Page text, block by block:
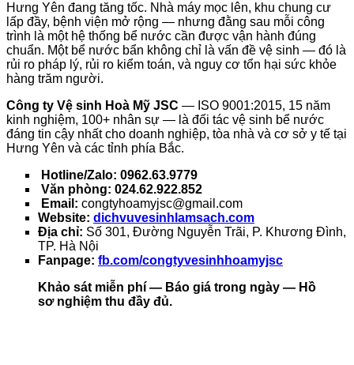
Hưng Yên đang tăng tốc. Nhà máy mọc lên, khu chung cư
lấp đầy, bệnh viện mở rộng — nhưng đằng sau mỗi công
trình là một hệ thống bể nước cần được vận hành đúng
chuẩn. Một bể nước bẩn không chỉ là vấn đề vệ sinh — đó là
rủi ro pháp lý, rủi ro kiểm toán, và nguy cơ tổn hại sức khỏe
hàng trăm người.
Công ty Vệ sinh Hoà Mỹ JSC — ISO 9001:2015, 15 năm
kinh nghiệm, 100+ nhân sự — là đối tác vệ sinh bể nước
đáng tin cậy nhất cho doanh nghiệp, tòa nhà và cơ sở y tế tại
Hưng Yên và các tỉnh phía Bắc.
Hotline/Zalo: 0962.63.9779
Văn phòng: 024.62.922.852
Email: congtyhoamyjsc@gmail.com
Website: dichvuvesinhlamsach.com
Địa chỉ: Số 301, Đường Nguyễn Trãi, P. Khương Đình,
TP. Hà Nội
Fanpage: fb.com/congtyvesinhhoamyjsc
Khảo sát miễn phí — Báo giá trong ngày — Hồ
sơ nghiệm thu đầy đủ.